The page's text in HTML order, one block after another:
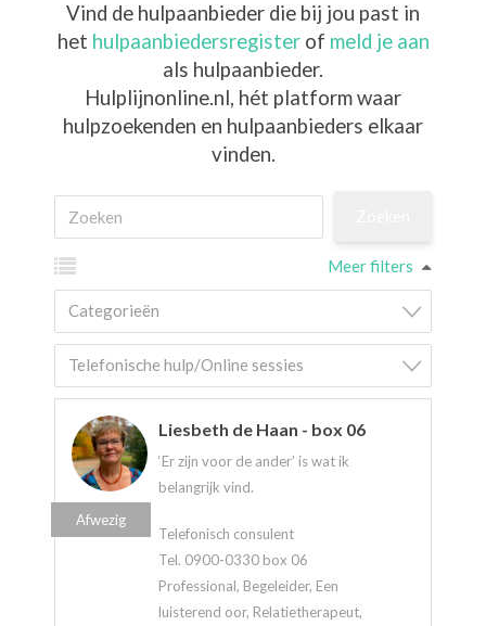
Vind de hulpaanbieder die bij jou past in
het hulpaanbiedersregisterof meld je aan
als hulpaanbieder.
Hulplijnonline.nl, hét platform waar
hulpzoekenden en hulpaanbieders elkaar
vinden.
Meer filters
Categorieën
Telefonische hulp/Online sessies
Liesbeth de Haan - box 06
‘Er zijn voor de ander’ is wat ik
belangrijk vind.
Telefonisch consulent
Tel. 0900-0330 box 06
Professional, Begeleider, Een
luisterend oor, Relatietherapeut,
Afwezig